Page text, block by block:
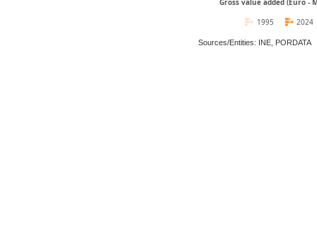
Gross value added (Euro -
2024
1995
Sources/Entities: INE, PORDATA